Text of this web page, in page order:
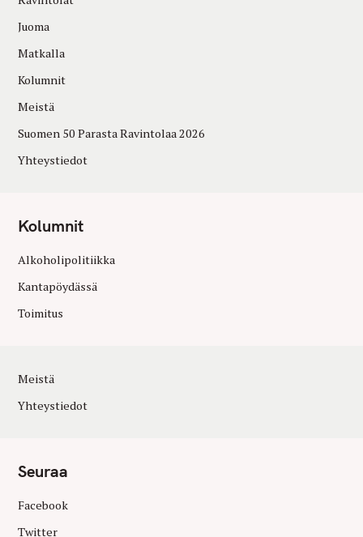
Juoma
Matkalla
Kolumnit
Meistä
Suomen 50 Parasta Ravintolaa 2026
Yhteystiedot
Kolumnit
Alkoholipolitiikka
Kantapöydässä
Toimitus
Meistä
Yhteystiedot
Seuraa
Facebook
Twitter